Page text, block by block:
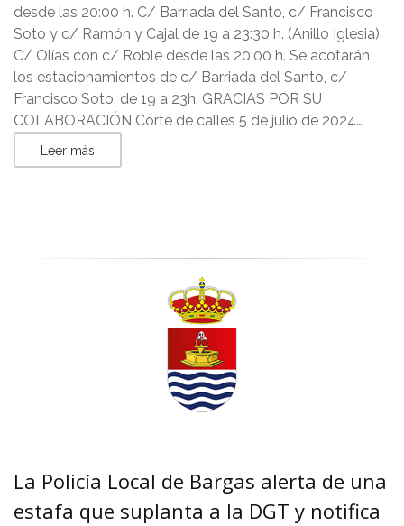
desde las 20:00 h. C/ Barriada del Santo, c/ Francisco
Soto y c/ Ramón y Cajal de 19 a 23:30 h. (Anillo Iglesia)
C/ Olías con c/ Roble desde las 20:00 h. Se acotarán
los estacionamientos de c/ Barriada del Santo, c/
Francisco Soto, de 19 a 23h. GRACIAS POR SU
COLABORACIÓN Corte de calles 5 de julio de 2024…
Leer más
La Policía Local de Bargas alerta de una
estafa que suplanta a la DGT y notifica